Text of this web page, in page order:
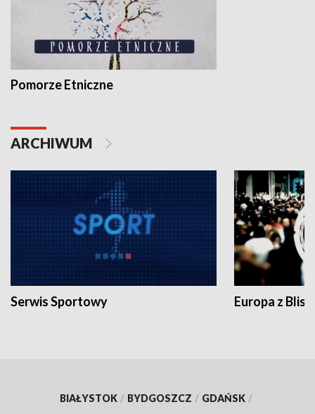
Pomorze Etniczne
ARCHIWUM
Serwis Sportowy Europa z
BIAŁYSTOK / BYDGOSZCZ / GDAŃSK /